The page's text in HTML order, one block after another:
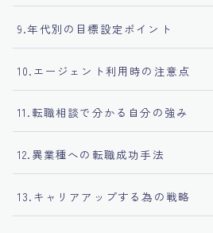
9.年代別の目標設定ポイント
10.エージェント利用時の注意点
11.転職相談で分かる自分の強み
12.異業種への転職成功手法
13.キャリアアップする為の戦略